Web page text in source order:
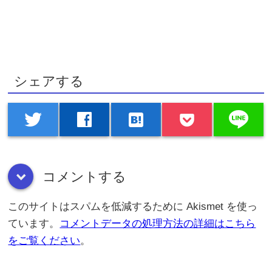
シェアする
twitter facebook hatenabookmark line
down コメントする
このサイトはスパムを低減するために Akismet を使っ
ています。 コメントデータの処理方法の詳細はこちら
をご覧ください。